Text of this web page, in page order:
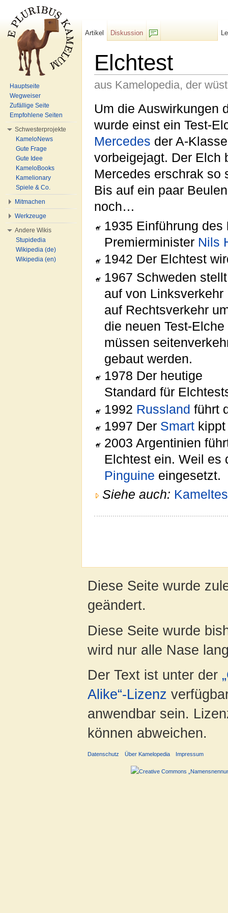
Elchtest
aus Kamelopedia, der
Um die Auswirkungen
wurde einst ein Test-
Mercedes der A-
vorbeigejagt. Der Elch
Mercedes erschrak so
Bis auf ein paar
noch…
1935 Einführung des
Premierminister Nils
1942 Der Elchtest
1967 Schweden stellt
auf von Linksverkehr
auf Rechtsverkehr
die neuen Test-Elche
müssen
gebaut werden.
1978 Der heutige
Standard für
1992 Russland führt
1997 Der Smart
2003 Argentinien
Elchtest ein. Weil es
Pinguine eingesetzt.
Siehe auch:
Artikel
Diskussion
Hauptseite
Wegweiser
Zufällige Seite
Empfohlene Seiten
Schwesterprojekte
KameloNews
Gute Frage
Gute Idee
KameloBooks
Kamelionary
Spiele & Co.
Mitmachen
Werkzeuge
Andere Wikis
Stupidedia
Wikipedia (de)
Wikipedia (en)
Diese Seite wurde
geändert.
Diese Seite wurde
wird nur alle Nase
Der Text ist unter der
Alike“-Lizenz
anwendbar sein.
können abweichen.
Datenschutz Über Kamelopedia Impressum